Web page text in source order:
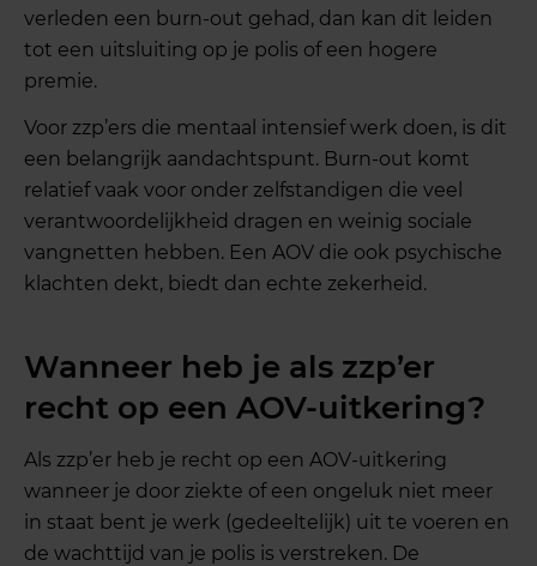
verleden een burn-out gehad, dan kan dit leiden
tot een uitsluiting op je polis of een hogere
premie.
Voor zzp’ers die mentaal intensief werk doen, is dit
een belangrijk aandachtspunt. Burn-out komt
relatief vaak voor onder zelfstandigen die veel
verantwoordelijkheid dragen en weinig sociale
vangnetten hebben. Een AOV die ook psychische
klachten dekt, biedt dan echte zekerheid.
Wanneer heb je als zzp’er
recht op een AOV-uitkering?
Als zzp’er heb je recht op een AOV-uitkering
wanneer je door ziekte of een ongeluk niet meer
in staat bent je werk (gedeeltelijk) uit te voeren en
de wachttijd van je polis is verstreken. De